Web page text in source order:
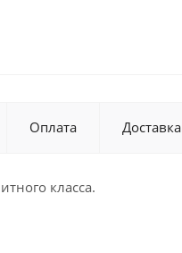
Оплата Доставка
класса.